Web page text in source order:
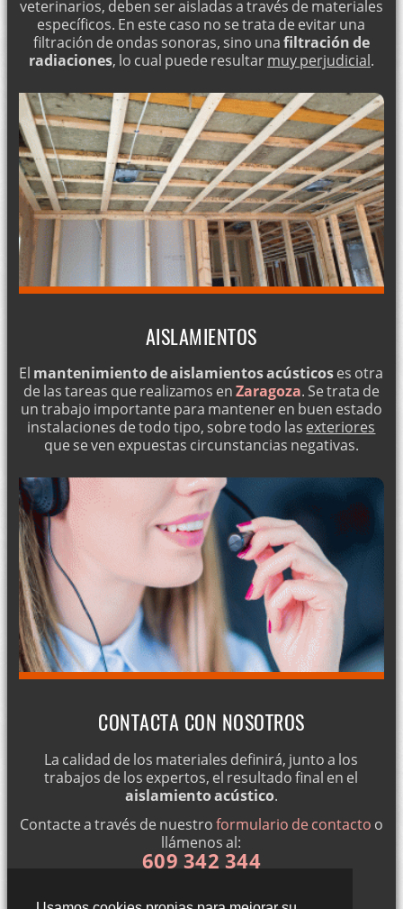
veterinarios, deben ser aisladas a través de materiales
específicos. En este caso no se trata de evitar una
filtración de ondas sonoras, sino unafiltración de
radiaciones, lo cual puede resultarmuy perjudicial.
AISLAMIENTOS
El mantenimiento de aislamientos acústicoses otra
de las tareas que realizamos enZaragoza. Se trata de
un trabajo importante para mantener en buen estado
instalaciones de todo tipo, sobre todo las exteriores
que se ven expuestas circunstancias negativas.
CONTACTA CON NOSOTROS
La calidad de los materiales definirá, junto a los
trabajos de los expertos, el resultado final en el
aislamiento acústico.
Contacte a través de nuestroformulario de contacto o
llámenos al:
609 342 344